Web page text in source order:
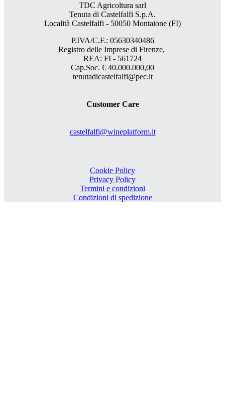
TDC Agricoltura sarl
Tenuta di Castelfalfi S.p.A.
Località Castelfalfi - 50050 Montaione (FI)
P.IVA/C.F.: 05630340486
Registro delle Imprese di Firenze,
REA: FI - 561724
Cap.Soc. € 40.000.000,00
tenutadicastelfalfi@pec.it
Customer Care
castelfalfi@wineplatform.it
Cookie Policy
Privacy Policy
Termini e condizioni
Condizioni di spedizione